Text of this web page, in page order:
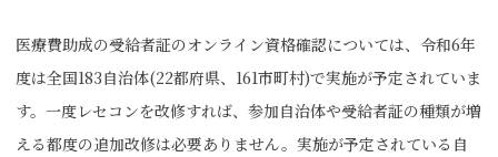
医療費助成の受給者証のオンライン資格確認については、令和6年
度は全国183自治体(22都府県、161市町村)で実施が予定されていま
す。一度レセコンを改修すれば、参加自治体や受給者証の種類が増
える都度の追加改修は必要ありません。実施が予定されている自